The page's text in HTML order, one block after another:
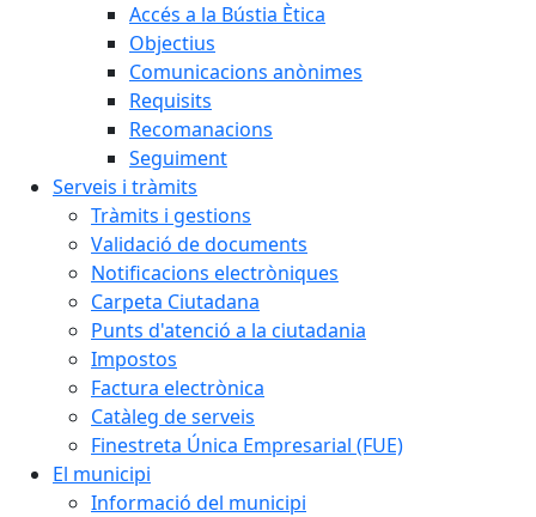
Accés a la Bústia Ètica
Objectius
Comunicacions anònimes
Requisits
Recomanacions
Seguiment
Serveis i tràmits
Tràmits i gestions
Validació de documents
Notificacions electròniques
Carpeta Ciutadana
Punts d'atenció a la ciutadania
Impostos
Factura electrònica
Catàleg de serveis
Finestreta Única Empresarial (FUE)
El municipi
Informació del municipi